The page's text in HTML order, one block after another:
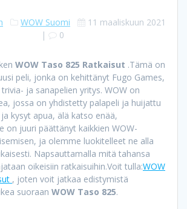
WOW Suomi
11 maaliskuun 2021
|
0
WOW Taso 825 Ratkaisut .Tämä on
peli, jonka on kehittänyt Fugo Games,
ja sanapelien yritys. WOW on
jossa on yhdistetty palapeli ja huijattu
kysyt apua, älä katso enää,
on juuri päättänyt kaikkien WOW-
ja olemme luokitelleet ne alla
Napsauttamalla mitä tahansa
oikeisiin ratkaisuihin.Voit tulla:WOW
, joten voit jatkaa edistymistä
suoraan WOW Taso 825.